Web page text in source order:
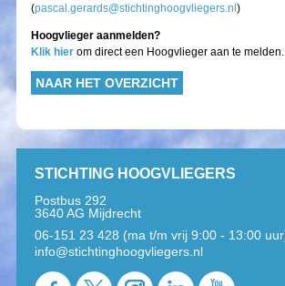
(pascal.gerards@stichtinghoogvliegers.nl)
Hoogvlieger aanmelden?
Klik hier om direct een Hoogvlieger aan te melden.
NAAR HET OVERZICHT
STICHTING HOOGVLIEGERS
Postbus 292
3640 AG Mijdrecht
06-151 23 428 (ma t/m vrij 9:00 - 13:00
info@stichtinghoogvliegers.nl